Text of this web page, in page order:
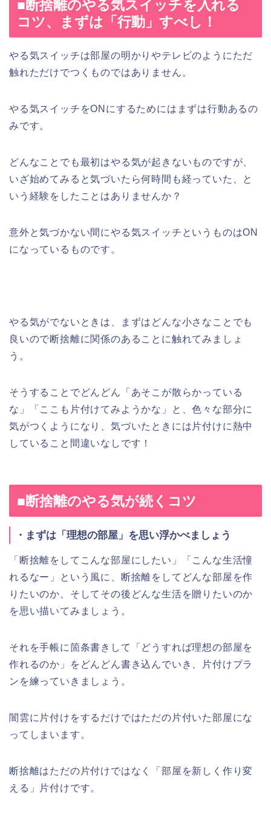
■断捨離のやる気スイッチを入れる
コツ、まずは「行動」すべし！
やる気スイッチは部屋の明かりやテレビのようにただ
触れただけでつくものではありません。
やる気スイッチをONにするためにはまずは行動あるの
みです。
どんなことでも最初はやる気が起きないものですが、
いざ始めてみると気づいたら何時間も経っていた、と
いう経験をしたことはありませんか？
意外と気づかない間にやる気スイッチというものはON
になっているものです。
やる気がでないときは、まずはどんな小さなことでも
良いので断捨離に関係のあることに触れてみましょ
う。
そうすることでどんどん「あそこが散らかっている
な」「ここも片付けてみようかな」と、色々な部分に
気がつくようになり、気づいたときには片付けに熱中
していること間違いなしです！
■断捨離のやる気が続くコツ
・まずは「理想の部屋」を思い浮かべましょう
「断捨離をしてこんな部屋にしたい」「こんな生活憧
れるなー」という風に、断捨離をしてどんな部屋を作
りたいのか、そしてその後どんな生活を贈りたいのか
を思い描いてみましょう。
それを手帳に箇条書きして「どうすれば理想の部屋を
作れるのか」をどんどん書き込んでいき、片付けプラ
ンを練っていきましょう。
闇雲に片付けをするだけではただの片付いた部屋にな
ってしまいます。
断捨離はただの片付けではなく「部屋を新しく作り変
える」片付けです。